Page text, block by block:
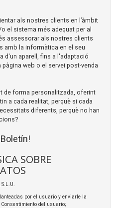
als nostres clients en l’àmbit
el sistema més adequat per al
assessorar als nostres clients
amb la informàtica en el seu
d'un aparell, fins a l'adaptació
web o el servei post-venda
de forma personalitzada, oferint
a cada realitat, perquè si cada
diferents, perquè no han
SOBRE
por el usuario y enviarle la
Consentimiento del usuario;